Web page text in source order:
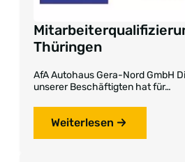
Thüringen
AfA Autohaus Gera-Nord GmbH
unserer Beschäftigten hat für…
Weiterlesen